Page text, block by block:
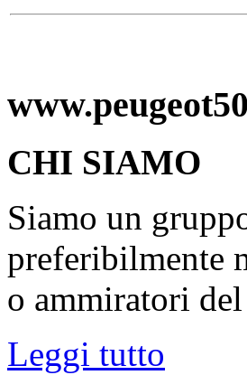
CHI SIAMO
Siamo un
preferibilmente
o ammiratori
Leggi tutto